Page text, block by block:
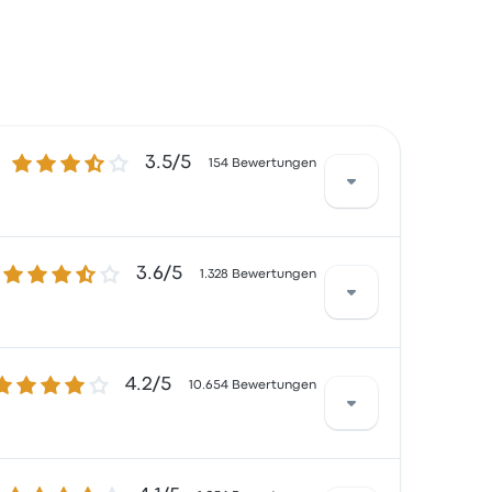
3.5 von 5 Sternen3.5/5 154 Bewertungen
besonders zufrieden mit Personal
beginnen bei 5 €
3.6 von 5 Sternen3.6/5 1.328 Bewertungen
zufrieden mit den Aspekten die
für diese Reise beginnen bei 5 €
von 5 Sternen4.2/5 10.654 Bewertungen